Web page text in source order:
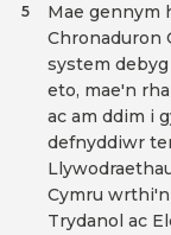
Mae gennym
Chronaduron
system
eto, mae'n
ac am ddim i
defnyddiwr
Cymru wrthi'n
Trydanol ac
5